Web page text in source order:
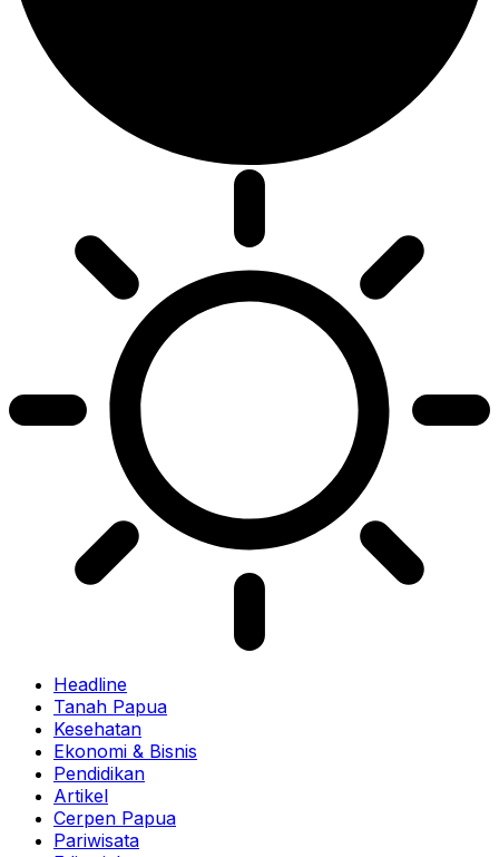
Headline
Tanah Papua
Kesehatan
Ekonomi & Bisnis
Pendidikan
Artikel
Cerpen Papua
Pariwisata